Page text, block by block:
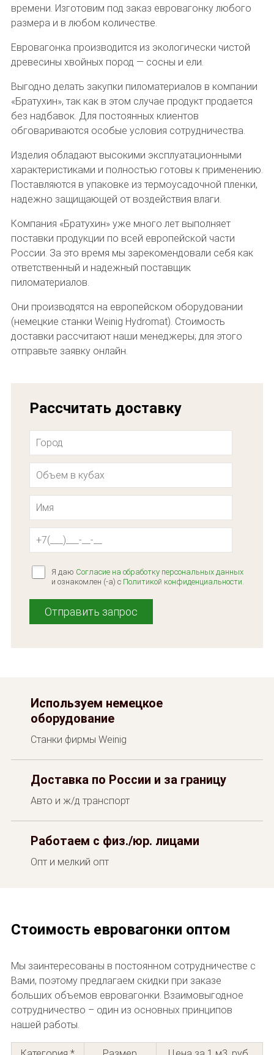
времени. Изготовим под заказ евровагонку любого
размера и в любом количестве.
Евровагонка производится из экологически чистой
древесины хвойных пород — сосны и ели.
Выгодно делать закупки пиломатериалов в компании
«Братухин», так как в этом случае продукт продается
без надбавок. Для постоянных клиентов
обговариваются особые условия сотрудничества.
Изделия обладают высокими эксплуатационными
характеристиками и полностью готовы к применению.
Поставляются в упаковке из термоусадочной пленки,
надежно защищающей от воздействия влаги.
Компания «Братухин» уже много лет выполняет
поставки продукции по всей европейской части
России. За это время мы зарекомендовали себя как
ответственный и надежный поставщик
пиломатериалов.
Они производятся на европейском оборудовании
(немецкие станки Weinig Hydromat). Стоимость
доставки рассчитают наши менеджеры; для этого
отправьте заявку онлайн.
Рассчитать доставку
Я даю Согласие на обработку персональных данных
и ознакомлен (-а) c Политикой конфиденциальности.
Используем немецкое
оборудование
Станки фирмы Weinig
Доставка по России и за границу
Авто и ж/д транспорт
Работаем с физ./юр. лицами
Опт и мелкий опт
Стоимость евровагонки оптом
Мы заинтересованы в постоянном сотрудничестве с
Вами, поэтому предлагаем скидки при заказе
больших объемов евровагонки. Взаимовыгодное
сотрудничество – один из основных принципов
нашей работы.